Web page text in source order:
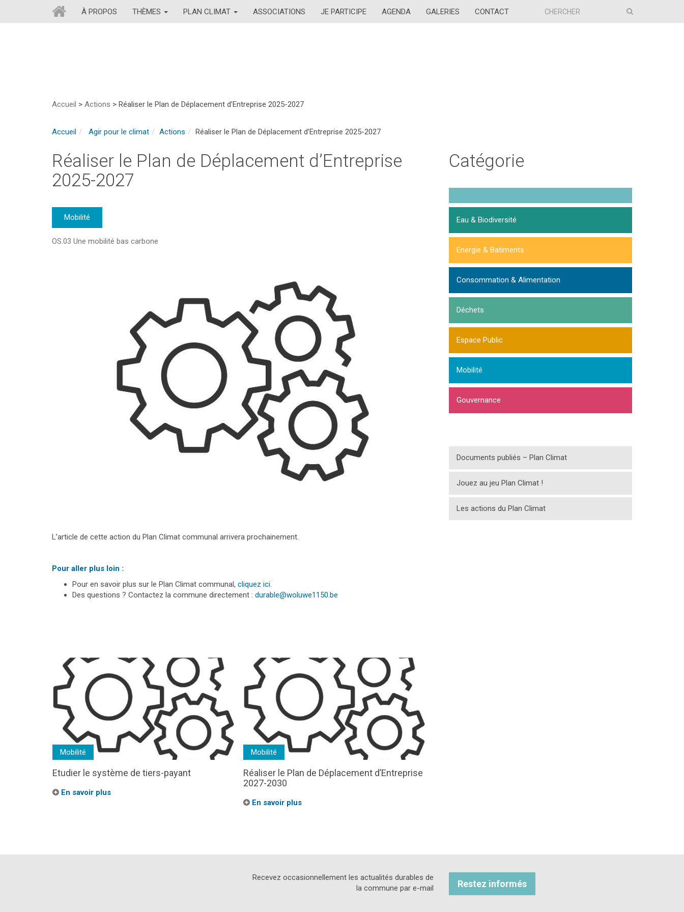
À PROPOS THÈMES PLAN CLIMAT ASSOCIATIONS JE PARTICIPE AGENDA GALERIES CONTACT
Accueil > Actions > Réaliser le Plan de Déplacement d’Entreprise 2025-2027
Accueil Agir pour le climat Actions Réaliser le Plan de Déplacement d’Entreprise 2025-2027
Réaliser le Plan de Déplacement d’Entreprise
2025-2027
Mobilité
OS.03 Une mobilité bas carbone
L’article de cette action du Plan Climat communal arrivera prochainement.
Pour aller plus loin :
Pour en savoir plus sur le Plan Climat communal, cliquez ici.
Des questions ? Contactez la commune directement : durable@woluwe1150.be
Mobilité
Etudier le système de tiers-payant
En savoir plus
Mobilité
Réaliser le Plan de Déplacement d’Entreprise
2027-2030
En savoir plus
Catégorie
Eau & Biodiversité
Energie & Batiments
Consommation & Alimentation
Déchets
Espace Public
Mobilité
Gouvernance
Documents publiés – Plan Climat
Jouez au jeu Plan Climat !
Les actions du Plan Climat
Recevez occasionnellement les actualités durables de
la commune par e-mail
Restez informés